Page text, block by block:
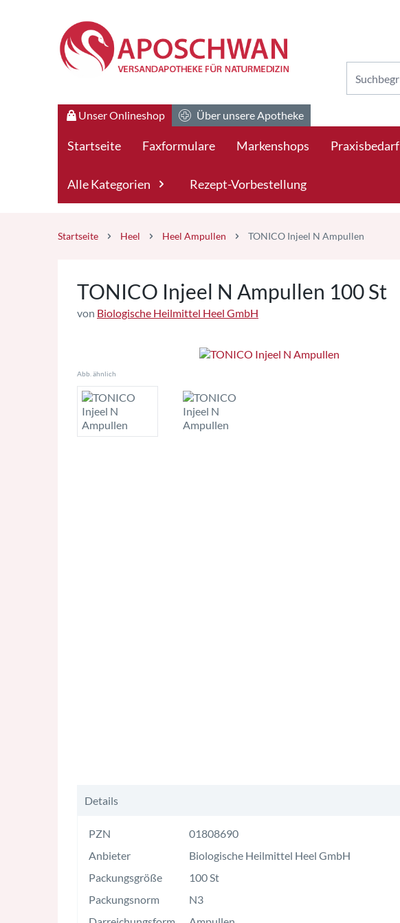
Unser Onlineshop Über unsere Apotheke
Startseite Faxformulare Markenshops Praxisbedarf
Alle Kategorien Rezept-Vorbestellung
Startseite Heel Heel Ampullen TONICO Injeel N Ampullen
TONICO Injeel N Ampullen 100 St
von Biologische Heilmittel Heel GmbH
Abb. ähnlich
Details
PZN
01808690
Anbieter
Biologische Heilmittel Heel GmbH
Packungsgröße
100 St
Packungsnorm
N3